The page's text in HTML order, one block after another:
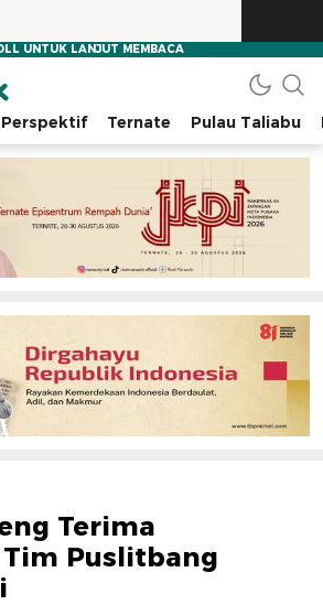
Perspektif Ternate Pulau Taliabu
Terima
Puslitbang